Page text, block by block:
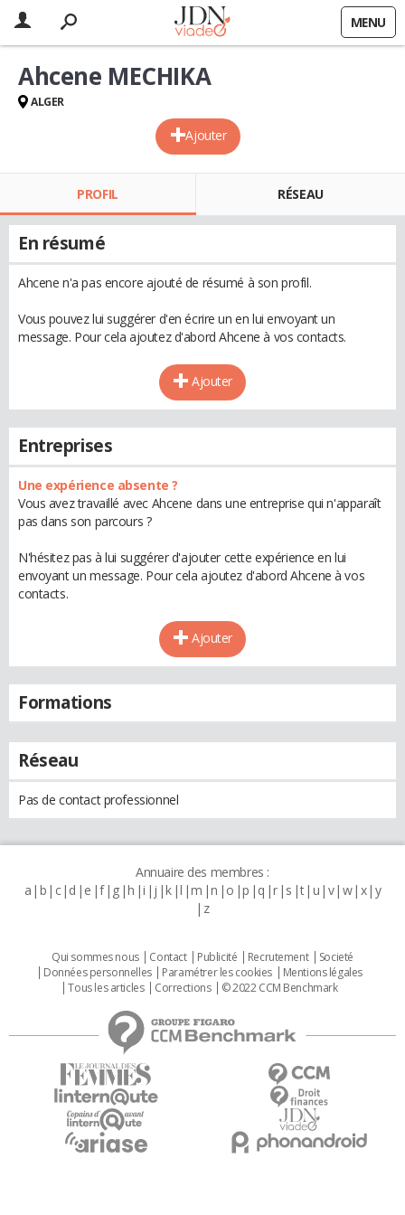
MENU
Ajouter
Ahcene MECHIKA
ALGER
PROFIL RÉSEAU
En résumé
Ahcene n'a pas encore ajouté de résumé à son profil.
Vous pouvez lui suggérer d'en écrire un en lui envoyant un
message. Pour cela ajoutez d'abord Ahcene à vos contacts.
Ajouter
Entreprises
Une expérience absente ?
Vous avez travaillé avec Ahcene dans une entreprise qui n'apparaît
pas dans son parcours ?
N'hésitez pas à lui suggérer d'ajouter cette expérience en lui
envoyant un message. Pour cela ajoutez d'abord Ahcene à vos
contacts.
Ajouter
Formations
Réseau
Pas de contact professionnel
Annuaire des membres :
a b c d e f g h i j k l m n o p q r s t u v w x y
z
Qui sommes nous Contact Publicité Recrutement
Societé
Données personnelles
Paramétrer les cookies
Mentions légales
Tous les articles
Corrections © 2022 CCM Benchmark